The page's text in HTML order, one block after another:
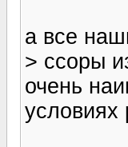
а все
> ссоры
очень
условиях